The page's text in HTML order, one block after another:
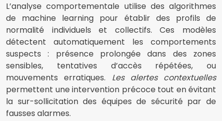
L’analyse comportementale utilise des algorithmes
de machine learning pour établir des profils de
normalité individuels et collectifs. Ces modèles
détectent automatiquement les comportements
suspects : présence prolongée dans des zones
sensibles, tentatives d’accès répétées, ou
mouvements erratiques. Les alertes contextuelles
permettent une intervention précoce tout en évitant
la sur-sollicitation des équipes de sécurité par de
fausses alarmes.